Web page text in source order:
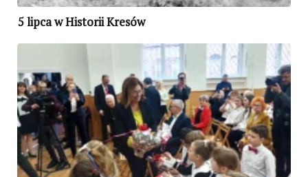
5 lipca w Historii Kresów